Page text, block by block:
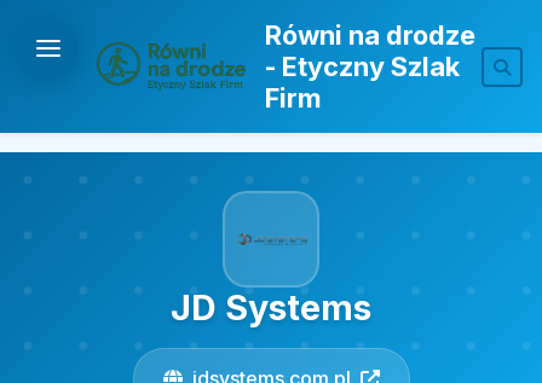
Równi na drodze
- Etyczny Szlak
Firm
JD Systems
jdsystems.com.pl